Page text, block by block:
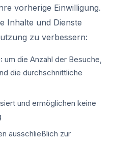
vorherige Einwilligung.
Inhalte und Dienste
zu verbessern:
um die Anzahl der Besuche,
die durchschnittliche
und ermöglichen keine
ausschließlich zur